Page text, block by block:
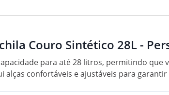
Couro Sintético 28L -
para até 28 litros, permitindo
alças confortáveis e ajustáveis para